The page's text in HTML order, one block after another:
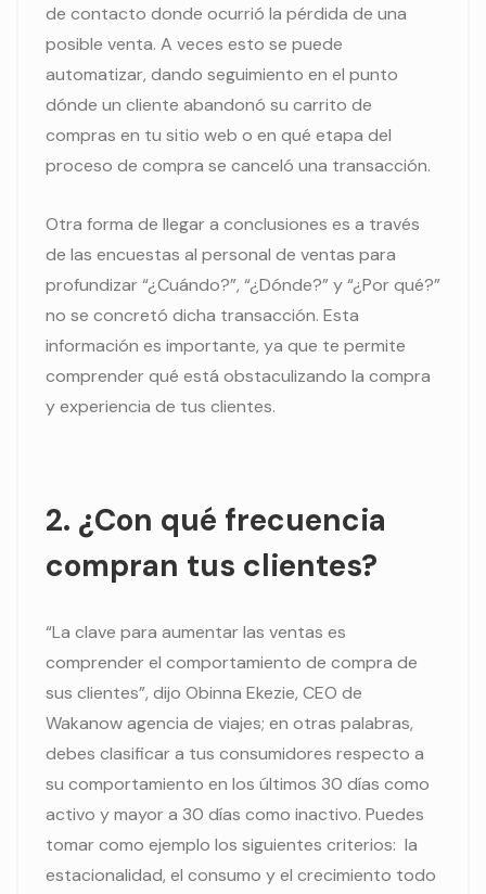
de contacto donde ocurrió la pérdida de una
posible venta. A veces esto se puede
automatizar, dando seguimiento en el punto
dónde un cliente abandonó su carrito de
compras en tu sitio web o en qué etapa del
proceso de compra se canceló una transacción.
Otra forma de llegar a conclusiones es a través
de las encuestas al personal de ventas para
profundizar “¿Cuándo?”, “¿Dónde?” y “¿Por qué?”
no se concretó dicha transacción. Esta
información es importante, ya que te permite
comprender qué está obstaculizando la compra
y experiencia de tus clientes.
2. ¿Con qué frecuencia
compran tus clientes?
“La clave para aumentar las ventas es
comprender el comportamiento de compra de
sus clientes”, dijo Obinna Ekezie, CEO de
Wakanow agencia de viajes; en otras palabras,
debes clasificar a tus consumidores respecto a
su comportamiento en los últimos 30 días como
activo y mayor a 30 días como inactivo. Puedes
tomar como ejemplo los siguientes criterios: la
estacionalidad, el consumo y el crecimiento todo